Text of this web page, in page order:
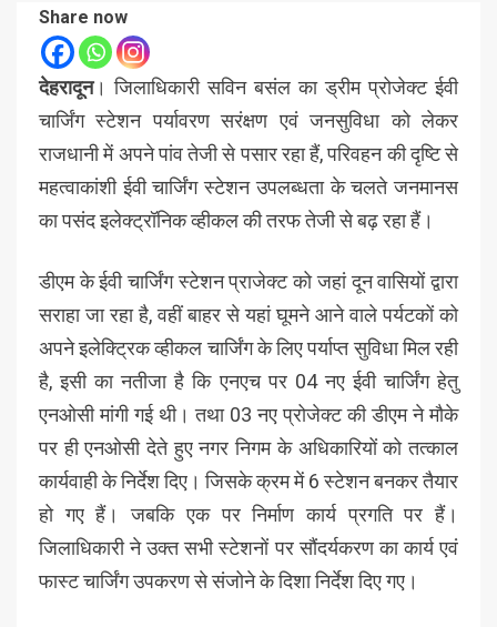
Share now
देहरादून। जिलाधिकारी सविन बसंल का ड्रीम प्रोजेक्ट ईवी
चार्जिंग स्टेशन पर्यावरण सरंक्षण एवं जनसुविधा को लेकर
राजधानी में अपने पांव तेजी से पसार रहा हैं, परिवहन की दृष्टि से
महत्वाकांशी ईवी चार्जिंग स्टेशन उपलब्धता के चलते जनमानस
का पसंद इलेक्ट्रॉनिक व्हीकल की तरफ तेजी से बढ़ रहा हैं।
डीएम के ईवी चार्जिंग स्टेशन प्राजेक्ट को जहां दून वासियों द्वारा
सराहा जा रहा है, वहीं बाहर से यहां घूमने आने वाले पर्यटकों को
अपने इलेक्ट्रिक व्हीकल चार्जिंग के लिए पर्याप्त सुविधा मिल रही
है, इसी का नतीजा है कि एनएच पर 04 नए ईवी चार्जिंग हेतु
एनओसी मांगी गई थी। तथा 03 नए प्रोजेक्ट की डीएम ने मौके
पर ही एनओसी देते हुए नगर निगम के अधिकारियों को तत्काल
कार्यवाही के निर्देश दिए। जिसके क्रम में 6 स्टेशन बनकर तैयार
हो गए हैं। जबकि एक पर निर्माण कार्य प्रगति पर हैं।
जिलाधिकारी ने उक्त सभी स्टेशनों पर सौंदर्यकरण का कार्य एवं
फास्ट चार्जिंग उपकरण से संजोने के दिशा निर्देश दिए गए।